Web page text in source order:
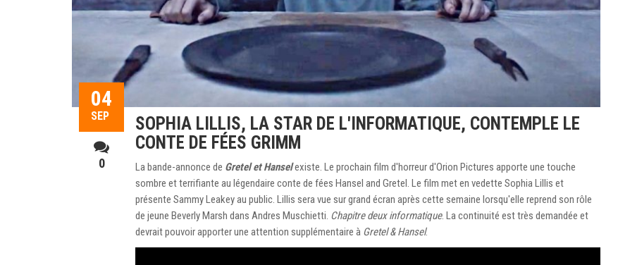
04
SEP
0
SOPHIA LILLIS, LA STAR DE L'INFORMATIQUE, CONTEMPLE LE
CONTE DE FÉES GRIMM
La bande-annonce de Gretel et Hanselexiste. Le prochain film d'horreur d'Orion Pictures apporte une touche
sombre et terrifiante au légendaire conte de fées Hansel and Gretel. Le film met en vedette Sophia Lillis et
présente Sammy Leakey au public. Lillis sera vue sur grand écran après cette semaine lorsqu'elle reprend son rôle
de jeune Beverly Marsh dans Andres Muschietti. Chapitre deux informatique. La continuité est très demandée et
devrait pouvoir apporter une attention supplémentaire à Gretel & Hansel.